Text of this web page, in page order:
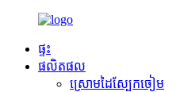
ផ្ទះ
ផលិតផល
ស្រោមដៃស្បែកចៀម